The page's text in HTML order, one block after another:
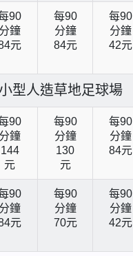
90
分鐘
元
每90
分鐘
84元
每90
分鐘
42元
型人造草地足球場
90
分鐘
144
元
每90
分鐘
130
元
每90
分鐘
84元
90
分鐘
元
每90
分鐘
70元
每90
分鐘
42元